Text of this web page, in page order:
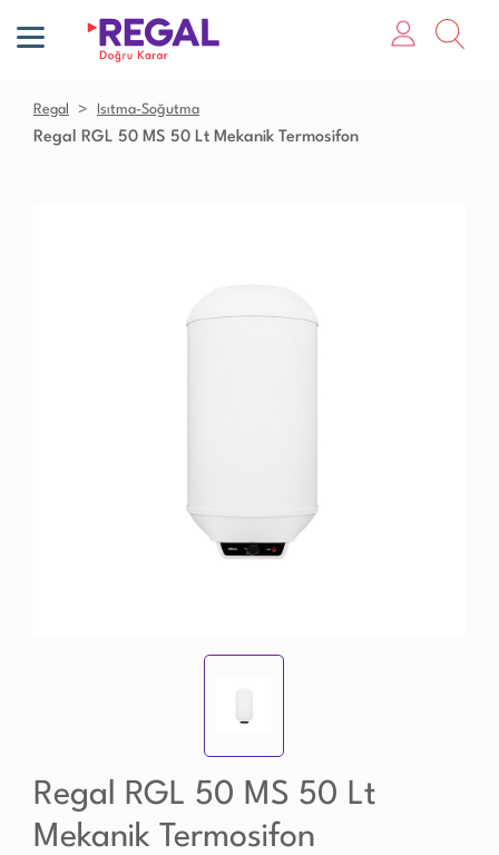
Regal Isıtma-Soğutma
Regal RGL 50 MS 50 Lt Mekanik Termosifon
Regal RGL 50 MS 50 Lt
Mekanik Termosifon